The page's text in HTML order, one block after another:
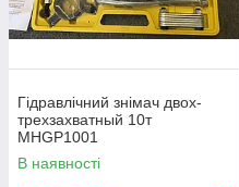
Гідравлічний знімач двох-
трехзахватный 10т
MHGP1001
В наявності